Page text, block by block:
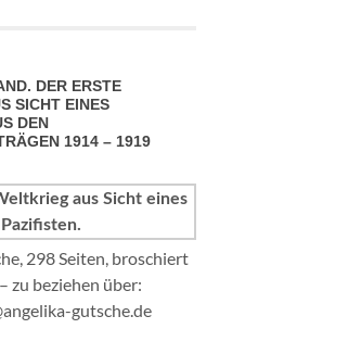
DER ERSTE
SICHT EINES
DEN
1914 – 1919
298 Seiten, broschiert
zu beziehen über:
gutsche.de